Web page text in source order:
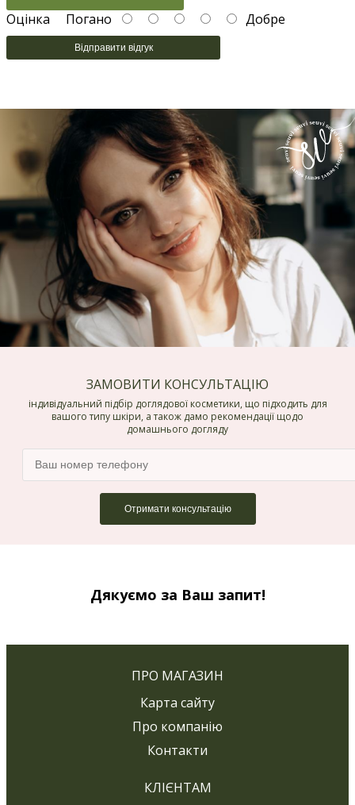
Оцінка Погано Добре
Відправити відгук
ЗАМОВИТИ КОНСУЛЬТАЦІЮ
індивідуальний підбір доглядової косметики, що підходить для
вашого типу шкіри, а також дамо рекомендації щодо
домашнього догляду
Дякуємо за Ваш запит!
ПРО МАГАЗИН
Карта сайту
Про компанію
Контакти
КЛІЄНТАМ